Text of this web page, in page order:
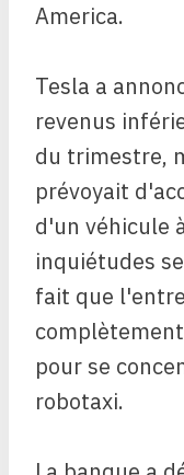
America.
Tesla a
revenus
du trimestre,
prévoyait
d'un véhicule
inquiétudes
fait que
pour se
robotaxi.